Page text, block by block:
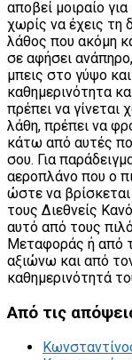
αποβεί μοιραίο
χωρίς να έχεις τη
λάθος που ακόμη
σε αφήσει
μπεις στο γύψο
καθημερινότητα
πρέπει να γίνεται
λάθη, πρέπει να
κάτω από αυτές
σου. Για
αεροπλάνο που ο
ώστε να
τους Διεθνείς
αυτό από τους
Μεταφοράς ή από
αξιώνω και από
καθημερινότητά
Από τις